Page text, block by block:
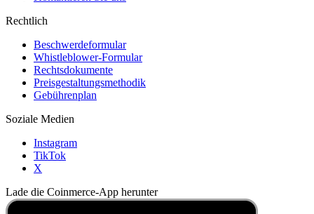
Rechtlich
Beschwerdeformular
Whistleblower-Formular
Rechtsdokumente
Preisgestaltungsmethodik
Gebührenplan
Soziale Medien
Instagram
TikTok
X
Lade die Coinmerce-App herunter